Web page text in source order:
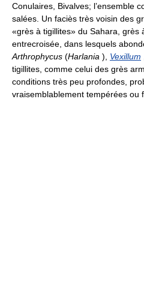
Conulaires, Bivalves; l’ensemble
salées. Un faciès très voisin des
«grès à tigillites» du Sahara, grès
entrecroisée, dans lesquels
Arthrophycus (Harlania ), Vexillum
tigillites, comme celui des grès
conditions très peu profondes,
vraisemblablement tempérées ou